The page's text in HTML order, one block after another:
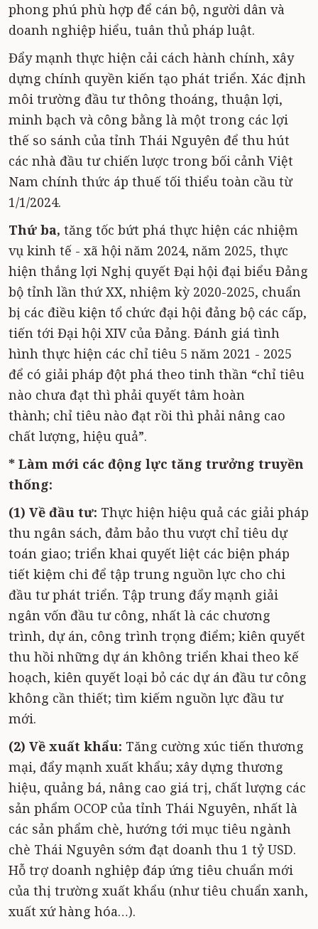
phong phú phù hợp để cán bộ, người dân và
doanh nghiệp hiểu, tuân thủ pháp luật.
Đẩy mạnh thực hiện cải cách hành chính, xây
dựng chính quyền kiến tạo phát triển. Xác định
môi trường đầu tư thông thoáng, thuận lợi,
minh bạch và công bằng là một trong các lợi
thế so sánh của tỉnh Thái Nguyên để thu hút
các nhà đầu tư chiến lược trong bối cảnh Việt
Nam chính thức áp thuế tối thiểu toàn cầu từ
1/1/2024.
Thứ ba, tăng tốc bứt phá thực hiện các nhiệm
vụ kinh tế - xã hội năm 2024, năm 2025, thực
hiện thắng lợi Nghị quyết Đại hội đại biểu Đảng
bộ tỉnh lần thứ XX, nhiệm kỳ 2020-2025, chuẩn
bị các điều kiện tổ chức đại hội đảng bộ các cấp,
tiến tới Đại hội XIV của Đảng. Đánh giá tình
hình thực hiện các chỉ tiêu 5 năm 2021 - 2025
để có giải pháp đột phá theo tinh thần “chỉ tiêu
nào chưa đạt thì phải quyết tâm hoàn
thành; chỉ tiêu nào đạt rồi thì phải nâng cao
chất lượng, hiệu quả”.
* Làm mới các động lực tăng trưởng truyền
thống:
(1) Về đầu tư: Thực hiện hiệu quả các giải pháp
thu ngân sách, đảm bảo thu vượt chỉ tiêu dự
toán giao; triển khai quyết liệt các biện pháp
tiết kiệm chi để tập trung nguồn lực cho chi
đầu tư phát triển. Tập trung đẩy mạnh giải
ngân vốn đầu tư công, nhất là các chương
trình, dự án, công trình trọng điểm; kiên quyết
thu hồi những dự án không triển khai theo kế
hoạch, kiên quyết loại bỏ các dự án đầu tư công
không cần thiết; tìm kiếm nguồn lực đầu tư
mới.
(2) Về xuất khẩu: Tăng cường xúc tiến thương
mại, đẩy mạnh xuất khẩu; xây dựng thương
hiệu, quảng bá, nâng cao giá trị, chất lượng các
sản phẩm OCOP của tỉnh Thái Nguyên, nhất là
các sản phẩm chè, hướng tới mục tiêu ngành
chè Thái Nguyên sớm đạt doanh thu 1 tỷ USD.
Hỗ trợ doanh nghiệp đáp ứng tiêu chuẩn mới
của thị trường xuất khẩu (như tiêu chuẩn xanh,
xuất xứ hàng hóa…).